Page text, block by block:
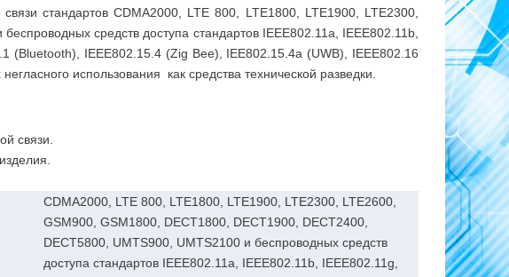
стандартов CDMA2000, LTE 800, LTE1800, LTE1900, LTE2300,
средств доступа стандартов IЕЕЕ802.11а, IEEE802.11b,
(Bluetooth), IEEE802.15.4 (Zig Bee), IEE802.15.4a (UWB), IEEE802.16
использования как средства технической разведки.
связи.
CDMA2000, LTE 800, LTE1800, LTE1900, LTE2300, LTE2600,
GSM900, GSM1800, DECT1800, DECT1900, DECT2400,
DECT5800, UMTS900, UMTS2100 и беспроводных средств
доступа стандартов IЕЕЕ802.11а, IEEE802.11b, IEEE802.11g,